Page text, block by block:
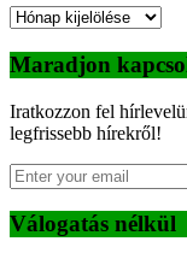
Archívum
Maradjon
Iratkozzon fel
legfrissebb hírekről!
Válogatás nélkül